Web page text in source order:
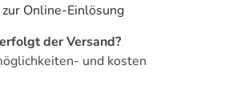
Online-Einlösung
der Versand?
und kosten